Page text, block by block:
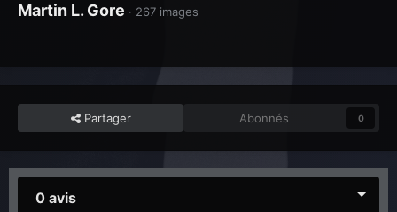
Martin L. Gore · 267 images
Partager Abonnés 0
0 avis